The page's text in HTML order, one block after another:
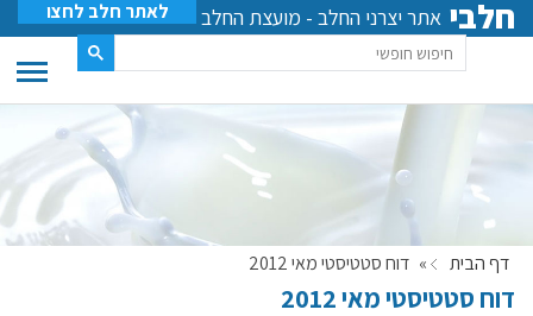
חלבי אתר יצרני החלב - מועצת החלב לאתר חלב לחצו
דף הבית » דוח סטטיסטי מאי 2012
דוח סטטיסטי מאי 2012